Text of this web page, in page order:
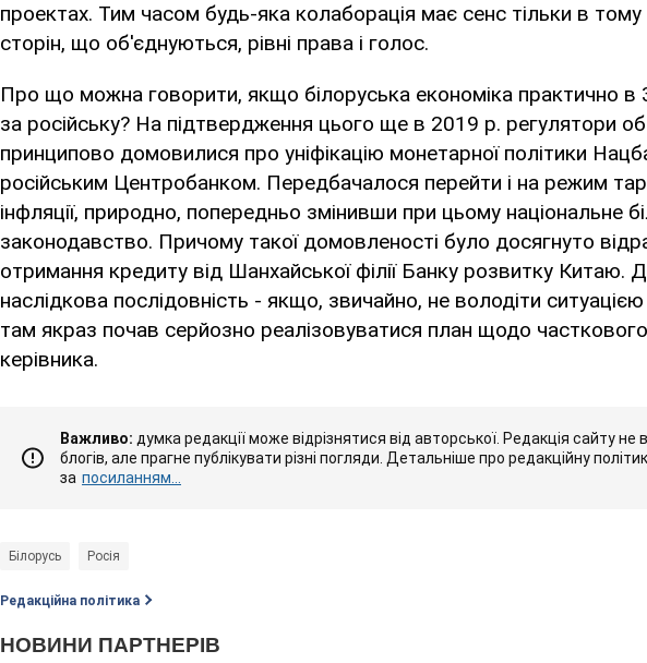
проектах. Тим часом будь-яка колаборація має сенс тільки в
сторін, що об'єднуються, рівні права і голос.
Про що можна говорити, якщо білоруська економіка практично в
за російську? На підтвердження цього ще в 2019 р. регулятори
принципово домовилися про уніфікацію монетарної політики
російським Центробанком. Передбачалося перейти і на режим
інфляції, природно, попередньо змінивши при цьому національне
законодавство. Причому такої домовленості було досягнуто
отримання кредиту від Шанхайської філії Банку розвитку Китаю.
наслідкова послідовність - якщо, звичайно, не володіти ситуацією
там якраз почав серйозно реалізовуватися план щодо
керівника.
Важливо: думка редакції може відрізнятися від авторської. Редакція сайту не
блогів, але прагне публікувати різні погляди. Детальніше про редакційну
за посиланням...
Білорусь Росія
Редакційна політика